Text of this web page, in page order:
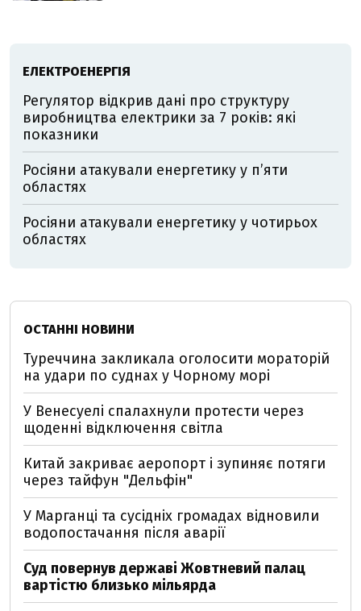
ЕЛЕКТРОЕНЕРГІЯ
Регулятор відкрив дані про структуру
виробництва електрики за 7 років: які
показники
Росіяни атакували енергетику у пʼяти
областях
Росіяни атакували енергетику у чотирьох
областях
ОСТАННІ НОВИНИ
Туреччина закликала оголосити мораторій
на удари по суднах у Чорному морі
У Венесуелі спалахнули протести через
щоденні відключення світла
Китай закриває аеропорт і зупиняє потяги
через тайфун "Дельфін"
У Марганці та сусідніх громадах відновили
водопостачання після аварії
Суд повернув державі Жовтневий палац
вартістю близько мільярда